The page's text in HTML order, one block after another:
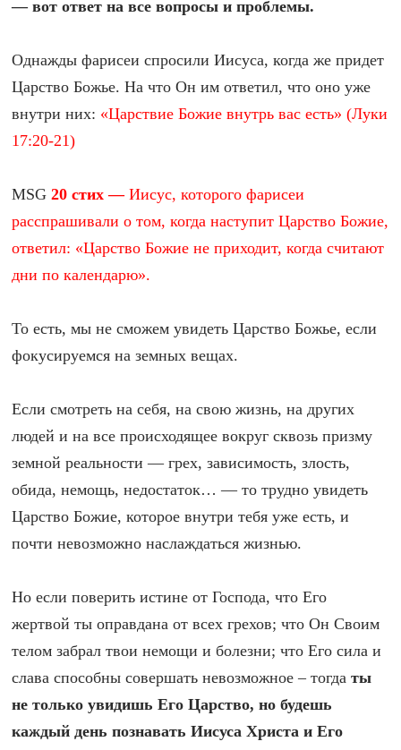
— вот ответ на все вопросы и проблемы.
Однажды фарисеи спросили Иисуса, когда же придет
Царство Божье. На что Он им ответил, что оно уже
внутри них: «Царствие Божие внутрь вас есть» (Луки
17:20-21)
MSG20 стих —Иисус, которого фарисеи
расспрашивали о том, когда наступит Царство Божие,
ответил: «Царство Божие не приходит, когда считают
дни по календарю».
То есть, мы не сможем увидеть Царство Божье, если
фокусируемся на земных вещах.
Если смотреть на себя, на свою жизнь, на других
людей и на все происходящее вокруг сквозь призму
земной реальности — грех, зависимость, злость,
обида, немощь, недостаток… — то трудно увидеть
Царство Божие, которое внутри тебя уже есть, и
почти невозможно наслаждаться жизнью.
Но если поверить истине от Господа, что Его
жертвой ты оправдана от всех грехов; что Он Своим
телом забрал твои немощи и болезни; что Его сила и
слава способны совершать невозможное – тогдаты
не только увидишь Его Царство, но будешь
каждый день познавать Иисуса Христа и Его